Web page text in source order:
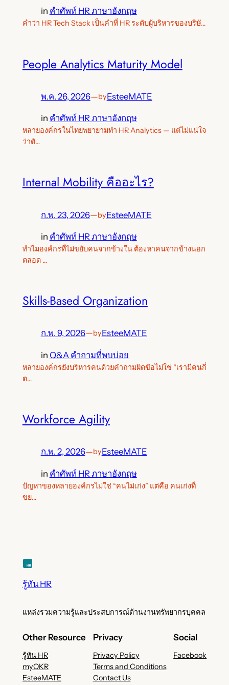
in คำศัพท์ HR ภาษาอังกฤษ
คำว่า HR Tech Stack เป็นคำที่ HR ระดับผู้บริหารของบริษั…
People Analytics Maturity Model
พ.ค. 26, 2026—byEsteeMATE
in คำศัพท์ HR ภาษาอังกฤษ
หลายองค์กรในไทยพยายามทำ HR Analytics — แต่ไม่แน่ใจ
ว่าตั…
Internal Mobility คืออะไร?
ก.พ. 23, 2026—byEsteeMATE
in คำศัพท์ HR ภาษาอังกฤษ
ทำไมองค์กรที่ไม่ขยับคนจากข้างใน ต้องหาคนจากข้างนอก
ตลอด …
Skills-Based Organization
ก.พ. 9, 2026—byEsteeMATE
in Q&A คำถามที่พบบ่อย
หลายองค์กรยังบริหารคนด้วยคำถามผิดข้อไม่ใช่ “เรามีคนกี่
ต…
Workforce Agility
ก.พ. 2, 2026—byEsteeMATE
in คำศัพท์ HR ภาษาอังกฤษ
ปัญหาของหลายองค์กรไม่ใช่ “คนไม่เก่ง” แต่คือ คนเก่งที่
ขย…
รู้ทัน HR
แหล่งรวมความรู้และประสบการณ์ด้านงานทรัพยากรบุคคล
Other Resource
รู้ทัน HR
myOKR
EsteeMATE
Privacy
Privacy Policy
Terms and Conditions
Contact Us
Social
Facebook